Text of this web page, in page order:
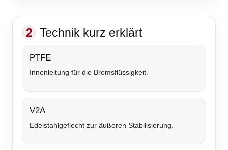
2 Technik kurz erklärt
PTFE
Innenleitung für die Bremsflüssigkeit.
V2A
Edelstahlgeflecht zur äußeren Stabilisierung.